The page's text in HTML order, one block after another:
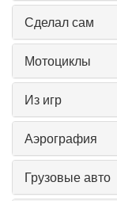
Сделал сам
Мотоциклы
Из игр
Аэрография
Грузовые авто